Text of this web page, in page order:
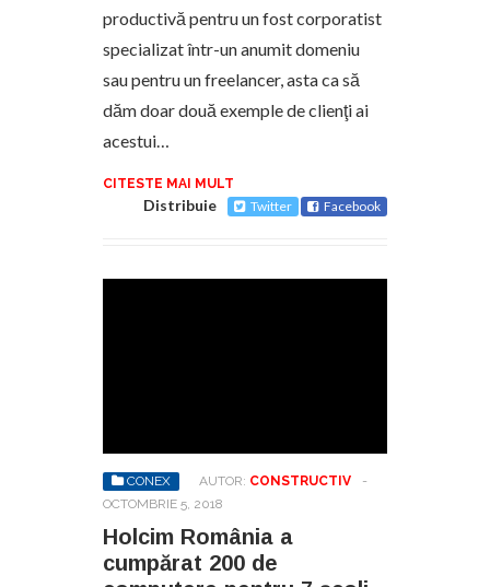
productivă pentru un fost corporatist
specializat într-un anumit domeniu
sau pentru un freelancer, asta ca să
dăm doar două exemple de clienţi ai
acestui…
CITESTE MAI MULT
Distribuie Twitter Facebook
CONEX AUTOR: CONSTRUCTIV
-
OCTOMBRIE 5, 2018
Holcim România a
cumpărat 200 de